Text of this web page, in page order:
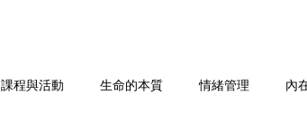
課程與活動 生命的本質 情緒管理 內